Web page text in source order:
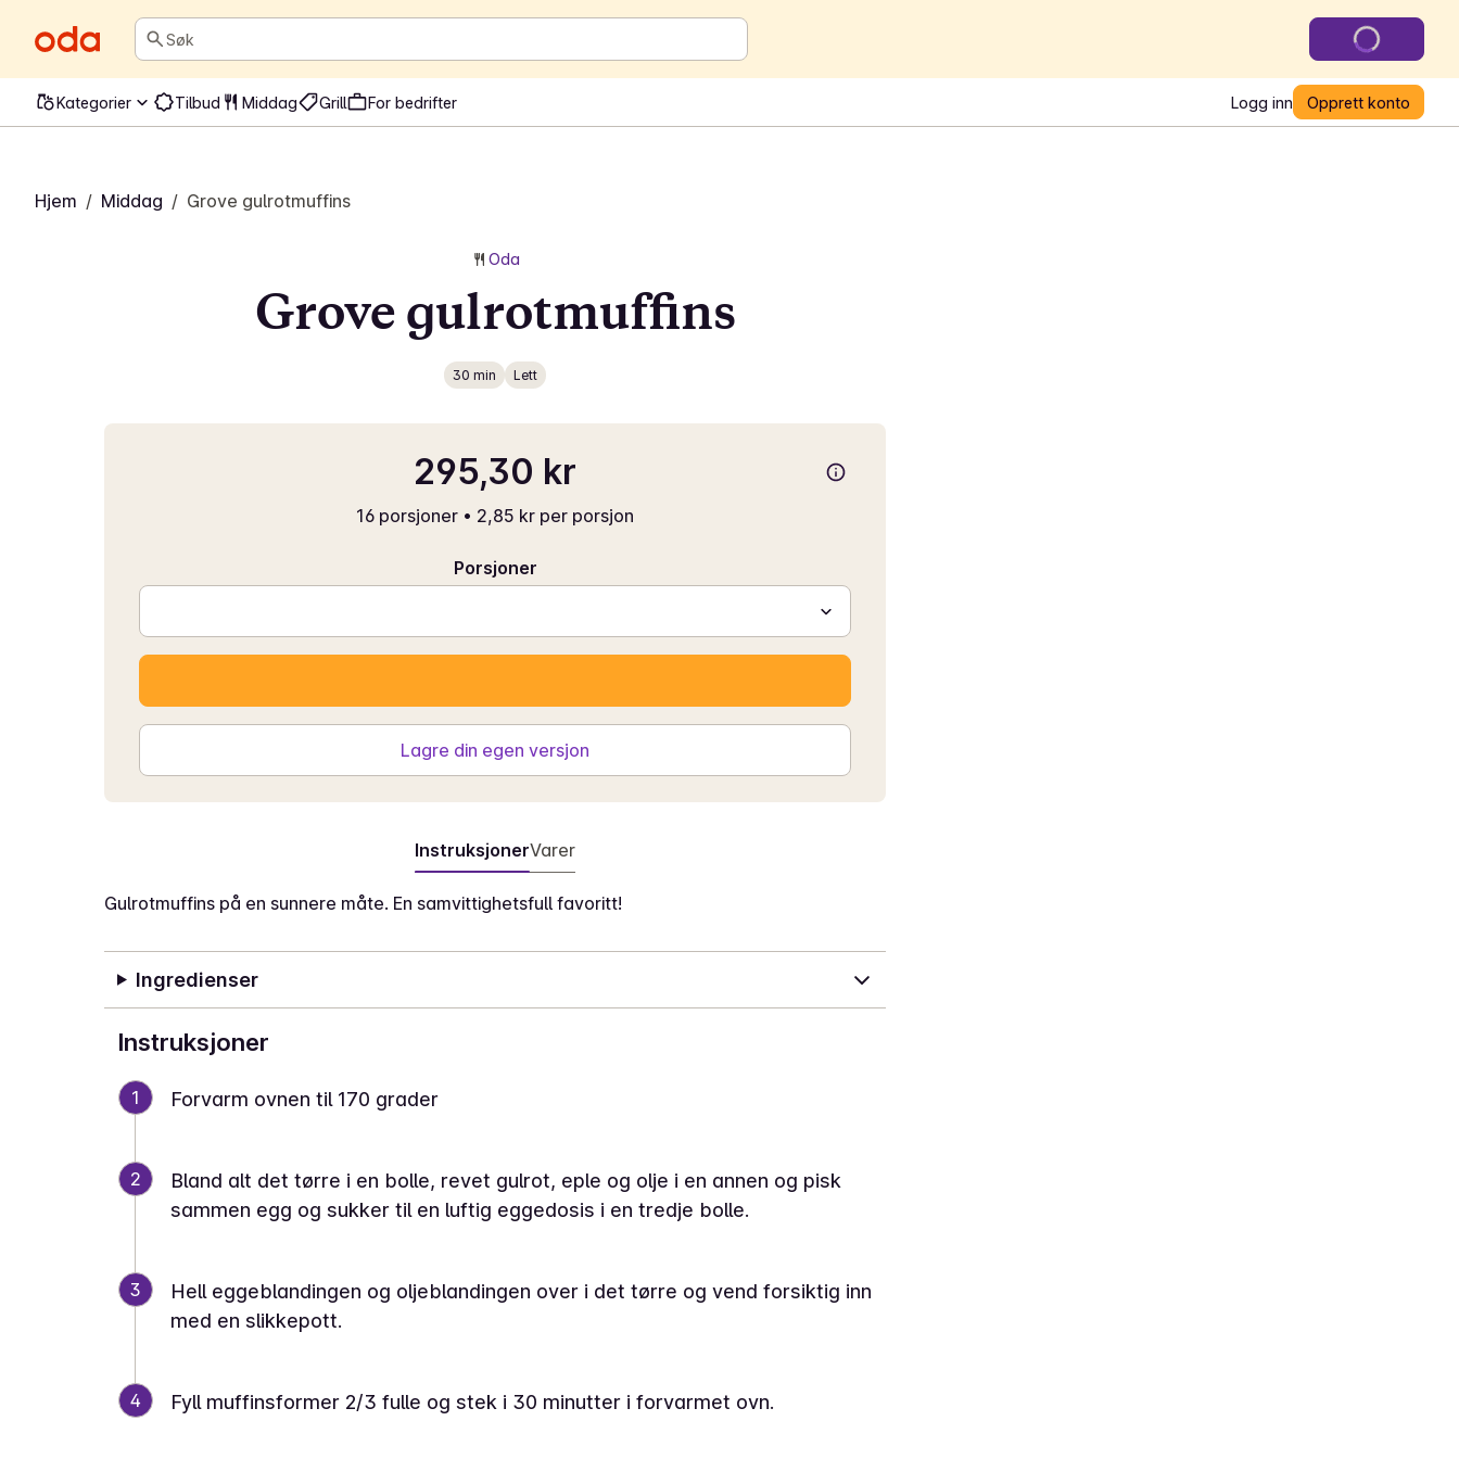
Søk
Kategorier Tilbud Middag Grill For bedrifter Logg inn Opprett konto
Hjem / Middag / Grove gulrotmuffins
Oda
Grove gulrotmuffins
30 min Lett
295,30 kr
16 porsjoner • 2,85 kr per porsjon
Porsjoner
Lagre din egen versjon
InstruksjonerVarer
Gulrotmuffins på en sunnere måte. En samvittighetsfull favoritt!
Ingredienser
Instruksjoner
1 Forvarm ovnen til 170 grader
2
Bland alt det tørre i en bolle, revet gulrot, eple og olje i en annen og pisk
sammen egg og sukker til en luftig eggedosis i en tredje bolle.
3
Hell eggeblandingen og oljeblandingen over i det tørre og vend forsiktig inn
med en slikkepott.
4 Fyll muffinsformer 2/3 fulle og stek i 30 minutter i forvarmet ovn.